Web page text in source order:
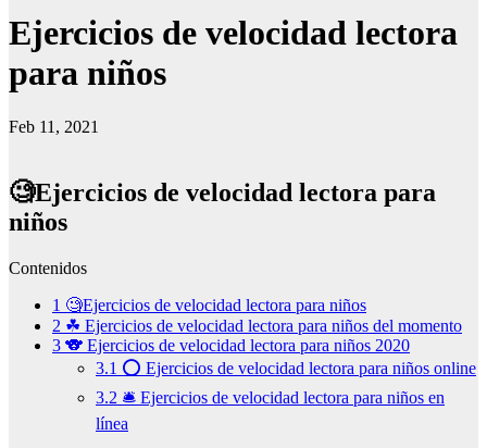
Ejercicios de velocidad lectora
para niños
Feb 11, 2021
🧐Ejercicios de velocidad lectora para
niños
Contenidos
1 🧐Ejercicios de velocidad lectora para niños
2 ☘ Ejercicios de velocidad lectora para niños del momento
3 🐨 Ejercicios de velocidad lectora para niños 2020
3.1 ⭕ Ejercicios de velocidad lectora para niños online
3.2 🛎 Ejercicios de velocidad lectora para niños en
línea